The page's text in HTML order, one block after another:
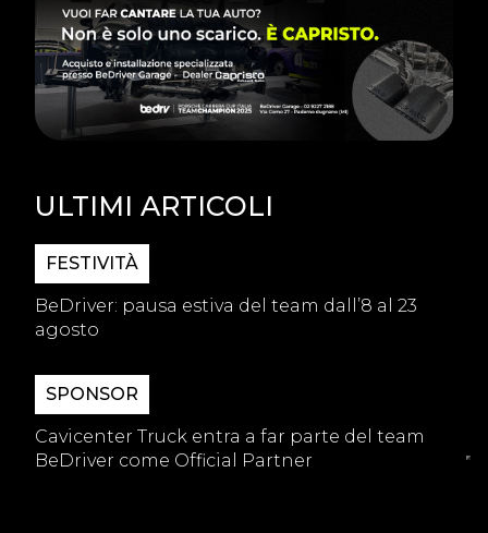
ULTIMI ARTICOLI
FESTIVITÀ
BeDriver: pausa estiva del team dall’8 al 23
agosto
SPONSOR
Cavicenter Truck entra a far parte del team
BeDriver come Official Partner